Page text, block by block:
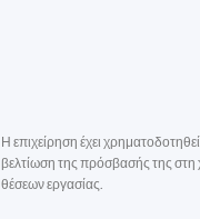
Η επιχείρηση έχει
βελτίωση της πρόσβασής της στη
θέσεων εργασίας.